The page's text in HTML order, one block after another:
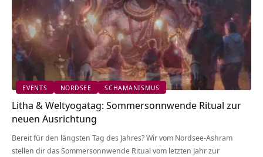
EVENTS NORDSEE SCHAMANISMUS
Litha & Weltyogatag: Sommersonnwende Ritual zur
neuen Ausrichtung
Bereit für den längsten Tag des Jahres? Wir vom Nordsee-Ashram
stellen dir das Sommersonnwende Ritual vom letzten Jahr zur